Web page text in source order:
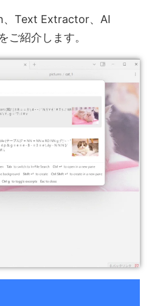
、Text Extractor、AI
ご紹介します。